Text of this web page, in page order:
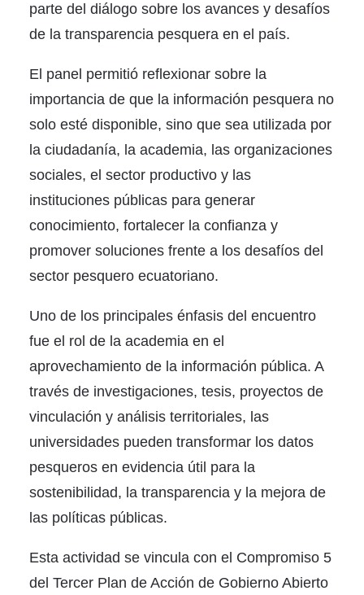
parte del diálogo sobre los avances y desafíos
de la transparencia pesquera en el país.
El panel permitió reflexionar sobre la
importancia de que la información pesquera no
solo esté disponible, sino que sea utilizada por
la ciudadanía, la academia, las organizaciones
sociales, el sector productivo y las
instituciones públicas para generar
conocimiento, fortalecer la confianza y
promover soluciones frente a los desafíos del
sector pesquero ecuatoriano.
Uno de los principales énfasis del encuentro
fue el rol de la academia en el
aprovechamiento de la información pública. A
través de investigaciones, tesis, proyectos de
vinculación y análisis territoriales, las
universidades pueden transformar los datos
pesqueros en evidencia útil para la
sostenibilidad, la transparencia y la mejora de
las políticas públicas.
Esta actividad se vincula con el Compromiso 5
del Tercer Plan de Acción de Gobierno Abierto